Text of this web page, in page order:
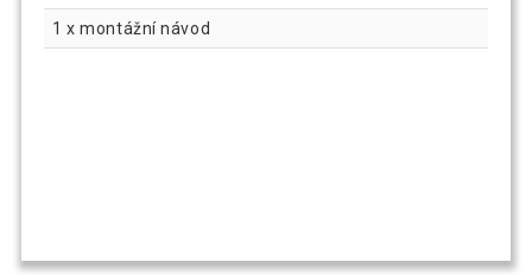
1 x montážní návod